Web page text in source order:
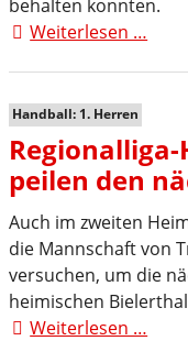
behalten konnten.
Weiterlesen …
Handball: 1. Herren
Regionalliga-
peilen den
Auch im zweiten
die Mannschaft von
versuchen, um die
heimischen
Weiterlesen …